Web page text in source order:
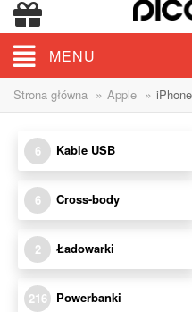
MENU
Strona główna » Apple »
6 Kable USB
6 Cross-body
2 Ładowarki
216 Powerbanki